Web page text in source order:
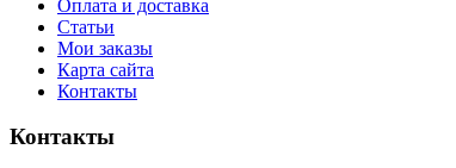
Оплата и доставка
Статьи
Мои заказы
Карта сайта
Контакты
Контакты